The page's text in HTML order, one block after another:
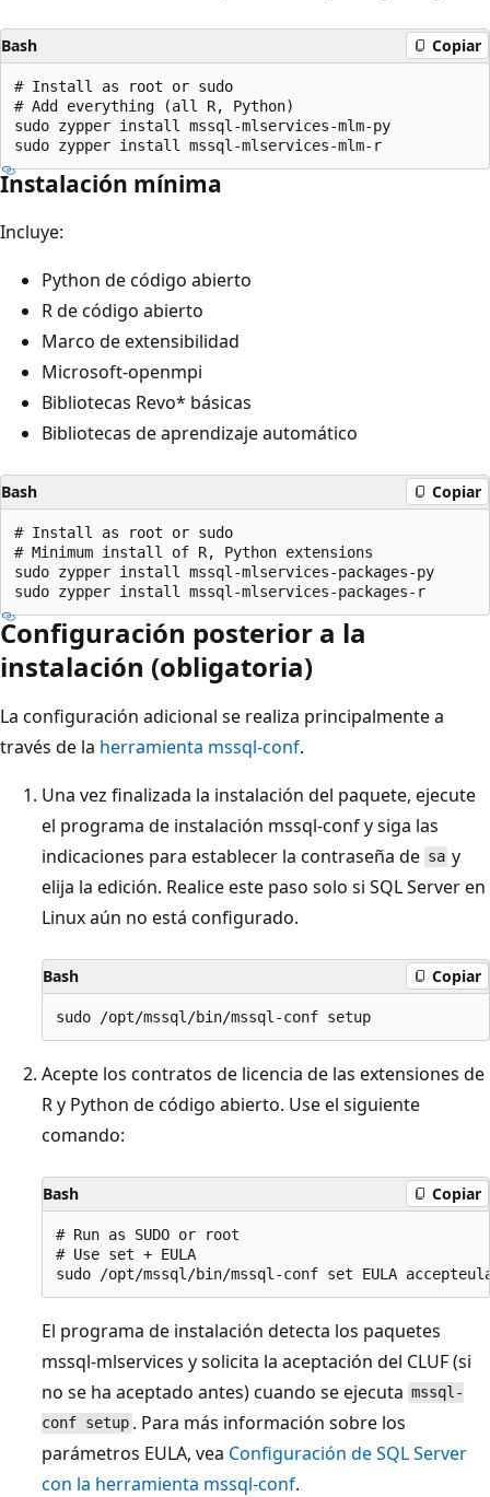
Bash Copiar
# Install as root or sudo
# Add everything (all R, Python)
sudo zypper install mssql-mlservices-mlm-py
Instalación mínima
Incluye:
Python de código abierto
R de código abierto
Marco de extensibilidad
Microsoft-openmpi
Bibliotecas Revo* básicas
Bibliotecas de aprendizaje automático
Bash Copiar
# Install as root or sudo
# Minimum install of R, Python extensions
sudo zypper install mssql-mlservices-packages-py
Configuración posterior a la
instalación (obligatoria)
La configuración adicional se realiza principalmente a
través de la herramienta mssql-conf.
Una vez finalizada la instalación del paquete, ejecute
el programa de instalación mssql-conf y siga las
indicaciones para establecer la contraseña de sa y
elija la edición. Realice este paso solo si SQL Server en
Linux aún no está configurado.
Bash Copiar
Acepte los contratos de licencia de las extensiones de
R y Python de código abierto. Use el siguiente
comando:
Bash Copiar
# Run as SUDO or root
# Use set + EULA
El programa de instalación detecta los paquetes
mssql-mlservices y solicita la aceptación del CLUF (si
no se ha aceptado antes) cuando se ejecuta mssql-
conf setup . Para más información sobre los
parámetros EULA, vea Configuración de SQL Server
con la herramienta mssql-conf.